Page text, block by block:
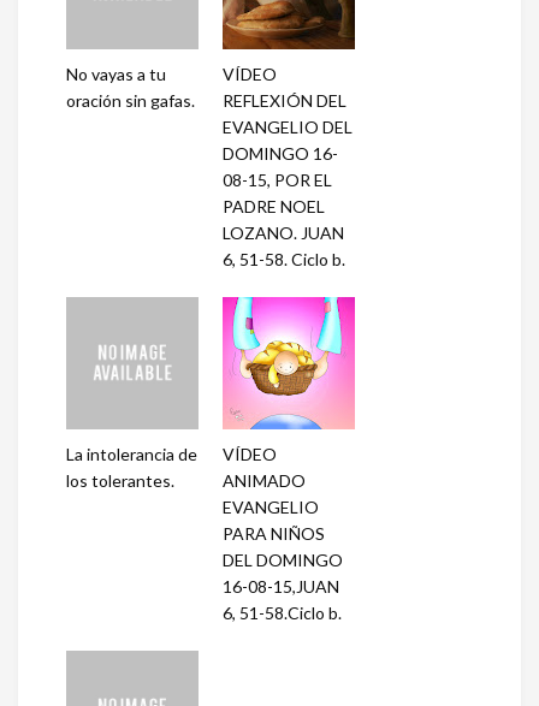
No vayas a tu
oración sin gafas.
VÍDEO
REFLEXIÓN DEL
EVANGELIO DEL
DOMINGO 16-
08-15, POR EL
PADRE NOEL
LOZANO. JUAN
6, 51-58. Ciclo b.
La intolerancia de
los tolerantes.
VÍDEO
ANIMADO
EVANGELIO
PARA NIÑOS
DEL DOMINGO
16-08-15,JUAN
6, 51-58.Ciclo b.